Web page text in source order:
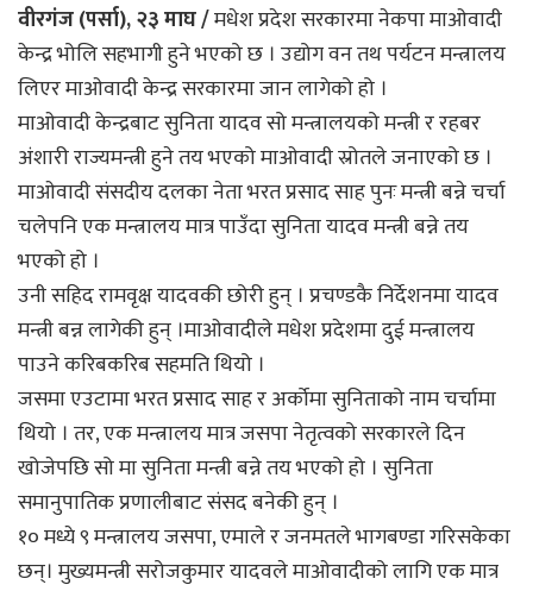
वीरगंज (पर्सा), २३ माघ /मधेश प्रदेश सरकारमा नेकपा माओवादी
केन्द्र भोलि सहभागी हुने भएको छ । उद्योग वन तथ पर्यटन मन्त्रालय
लिएर माओवादी केन्द्र सरकारमा जान लागेको हो ।
माओवादी केन्द्रबाट सुनिता यादव सो मन्त्रालयको मन्त्री र रहबर
अंशारी राज्यमन्त्री हुने तय भएको माओवादी स्रोतले जनाएको छ ।
माओवादी संसदीय दलका नेता भरत प्रसाद साह पुनः मन्त्री बन्ने चर्चा
चलेपनि एक मन्त्रालय मात्र पाउँदा सुनिता यादव मन्त्री बन्ने तय
भएको हो ।
उनी सहिद रामवृक्ष यादवकी छोरी हुन् । प्रचण्डकै निर्देशनमा यादव
मन्त्री बन्न लागेकी हुन् ।माओवादीले मधेश प्रदेशमा दुई मन्त्रालय
पाउने करिबकरिब सहमति थियो ।
जसमा एउटामा भरत प्रसाद साह र अर्कोमा सुनिताको नाम चर्चामा
थियो । तर, एक मन्त्रालय मात्र जसपा नेतृत्वको सरकारले दिन
खोजेपछि सो मा सुनिता मन्त्री बन्ने तय भएको हो । सुनिता
समानुपातिक प्रणालीबाट संसद बनेकी हुन् ।
१० मध्ये ९ मन्त्रालय जसपा, एमाले र जनमतले भागबण्डा गरिसकेका
छन्। मुख्यमन्त्री सरोजकुमार यादवले माओवादीको लागि एक मात्र